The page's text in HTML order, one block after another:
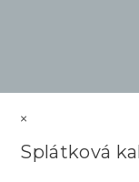
×
Splátková